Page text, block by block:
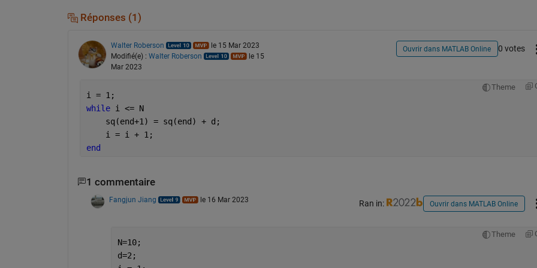
Réponses (1)
Walter Roberson
le 15 Mar 2023
Modifié(e) : Walter Roberson
le 15
Mar 2023
Ouvrir dans MATLAB Online 0 votes
Theme
i = 1;
while i <= N
    sq(end+1) = sq(end) + d;
    i = i + 1;
end
1 commentaire
Fangjun Jiang le 16 Mar 2023 Ran in: Ouvrir dans MATLAB Online
Theme
N=10;
d=2;